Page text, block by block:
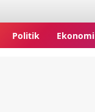
Politik Ekonomi